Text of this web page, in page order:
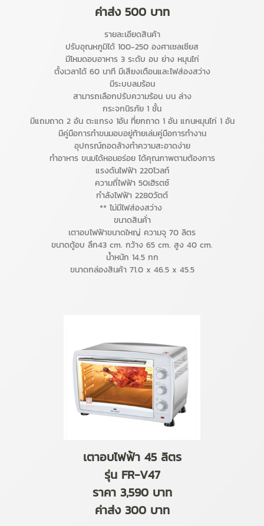
ค่าส่ง 500 บาท
รายละเอียดสินค้า
ปรับอุณหภูมิได้ 100-250 องศาเซลเซียส
มีโหมดอบอาหาร 3 ระดับ อบ ย่าง หมุนไก่
ตั้งเวลาได้ 60 นาที มีเสียงเตือนและไฟส่องสว่าง
มีระบบลมร้อน
สามารถเลือกปรับความร้อน บน ล่าง
กระจกนิรภัย 1 ชั้น
มีแถมถาด 2 อัน ตะแกรง 1อัน ที่ยกถาด 1 อัน แกนหมุนไก่ 1 อัน
มีคู่มือการทำขนมอบอยู่ท้ายเล่มคู่มือการทำงาน
อุปกรณ์ถอดล้างทำความสะอาดง่าย
ทำอาหาร ขนมได้หอมอร่อย ได้คุณภาพตามต้องการ
แรงดันไฟฟ้า 220โวลท์
ความถี่ไฟฟ้า 50เฮิรตซ์
กำลังไฟฟ้า 2280วัตต์
** ไม่มีไฟส่องสว่าง
ขนาดสินค้่า
เตาอบไฟฟ้าขนาดใหญ่ ความจุ 70 ลิตร
ขนาดตู้อบ ลึก43 cm. กว้าง 65 cm. สูง 40 cm.
น้ำหนัก 14.5 กก
ขนาดกล่องสินค้า 71.0 x 46.5 x 45.5
เตาอบไฟฟ้า 45 ลิตร
รุ่น FR-V47
ราคา 3,590 บาท
ค่าส่ง 300 บาท